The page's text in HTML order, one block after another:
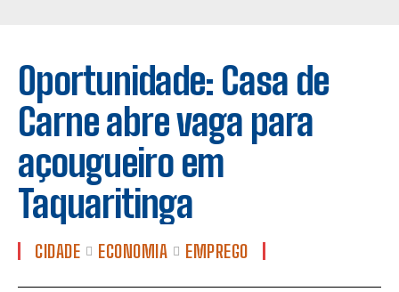
Oportunidade: Casa de
Carne abre vaga para
açougueiro em
Taquaritinga
CIDADE ECONOMIA EMPREGO